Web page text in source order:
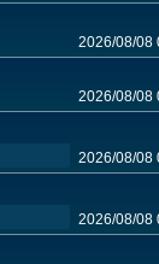
2026/08/08
2026/08/08
2026/08/08
2026/08/08